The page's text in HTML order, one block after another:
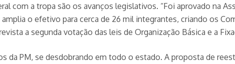
com a tropa são os avanços legislativos. “Foi aprovado na
o efetivo para cerca de 26 mil integrantes, criando os
a segunda votação das leis de Organização Básica e a
da PM, se desdobrando em todo o estado. A proposta de